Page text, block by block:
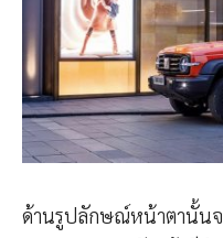
ด้านรูปลักษณ์หน้าตานั้นจ